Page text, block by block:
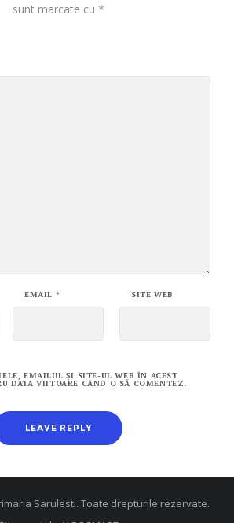
sunt marcate cu *
EMAIL * SITE WEB
EMAILUL ȘI SITE-UL WEB ÎN ACEST
DATA VIITOARE CÂND O SĂ COMENTEZ.
Sarulesti. Toate drepturile rezervate.